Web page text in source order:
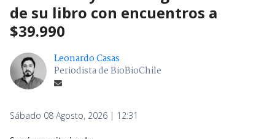
de su libro con encuentros a
$39.990
Leonardo Casas
Periodista de BioBioChile
Sábado 08 Agosto, 2026 | 12:31